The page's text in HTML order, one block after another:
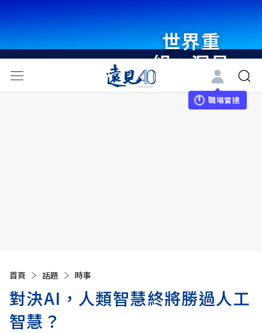
世界重
組・洞見
未來 與
世界領袖
職場雷達
首頁 話題 時事
對決AI，人類智慧終將勝過人工
智慧？